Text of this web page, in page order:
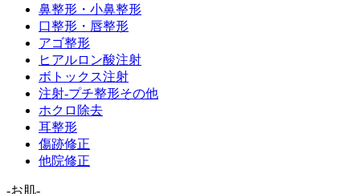
鼻整形・小鼻整形
口整形・唇整形
アゴ整形
ヒアルロン酸注射
ボトックス注射
注射-プチ整形その他
ホクロ除去
耳整形
傷跡修正
他院修正
-お肌-